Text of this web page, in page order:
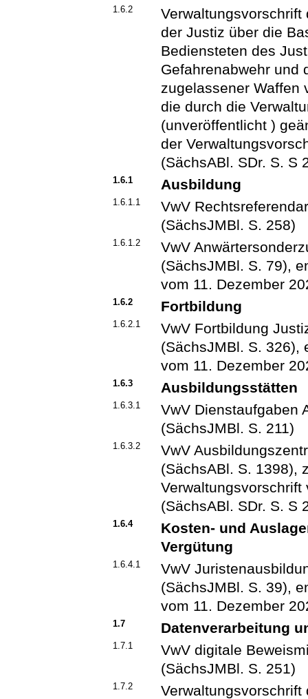
1.6.2
der Justiz über die
Bediensteten des
Gefahrenabwehr und
zugelassener Waffen
die durch die
(unveröffentlicht )
der
(SächsABl. SDr. S. S
1.6.1 Ausbildung
1.6.1.1
VwV
(SächsJMBl. S. 258)
1.6.1.2
VwV
(SächsJMBl. S. 79),
vom 11. Dezember
1.6.2 Fortbildung
1.6.2.1
VwV Fortbildung
(SächsJMBl. S. 326),
vom 11. Dezember
1.6.3 Ausbildungsstätten
1.6.3.1
VwV Dienstaufgaben
(SächsJMBl. S. 211)
1.6.3.2
VwV
(SächsABl. S. 1398),
Verwaltungsvorschrift
(SächsABl. SDr. S. S
1.6.4
Kosten- und
Vergütung
1.6.4.1
VwV
(SächsJMBl. S. 39),
vom 11. Dezember
1.7 Datenverarbeitung
1.7.1
VwV digitale
(SächsJMBl. S. 251)
1.7.2